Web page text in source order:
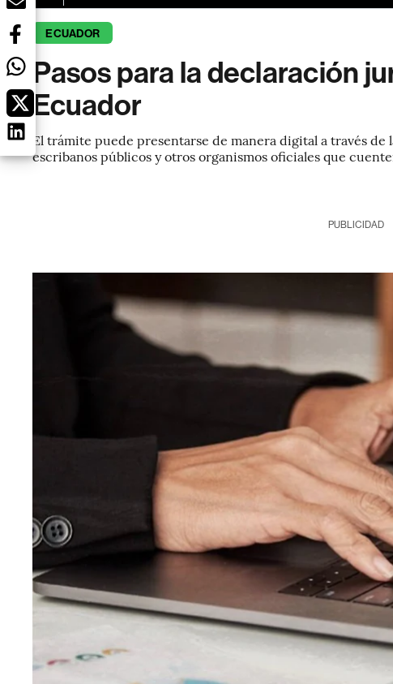
ECUADOR
Pasos para la declaración
Ecuador
El trámite puede presentarse de manera digital a través
escribanos públicos y otros organismos oficiales que
PUBLICIDAD